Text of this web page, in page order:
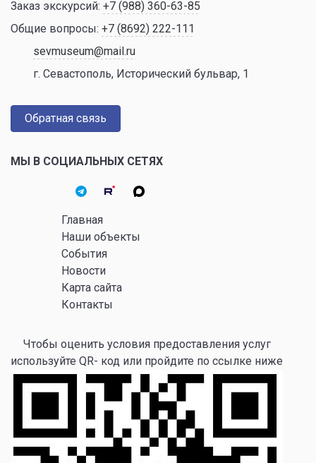
Заказ экскурсий: +7 (988) 360-63-85
Общие вопросы: +7 (8692) 222-111
sevmuseum@mail.ru
г. Севастополь, Исторический бульвар, 1
Обратная связь
МЫ В СОЦИАЛЬНЫХ СЕТЯХ
Главная
Наши объекты
События
Новости
Карта сайта
Контакты
Чтобы оценить условия предоставления услуг
используйте QR- код или пройдите по ссылке ниже